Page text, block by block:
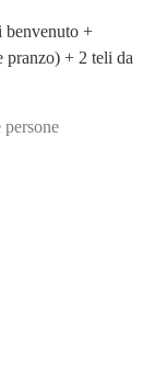
benvenuto +
pranzo) + 2 teli da